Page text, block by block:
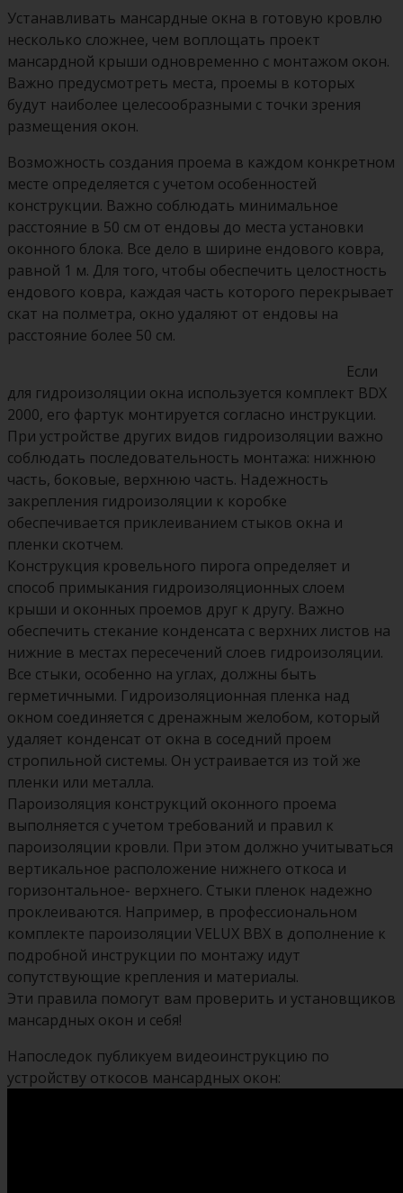
Устанавливать мансардные окна в готовую кровлю
несколько сложнее, чем воплощать проект
мансардной крыши одновременно с монтажом окон.
Важно предусмотреть места, проемы в которых
будут наиболее целесообразными с точки зрения
размещения окон.
Возможность создания проема в каждом конкретном
месте определяется с учетом особенностей
конструкции. Важно соблюдать минимальное
расстояние в 50 см от ендовы до места установки
оконного блока. Все дело в ширине ендового ковра,
равной 1 м. Для того, чтобы обеспечить целостность
ендового ковра, каждая часть которого перекрывает
скат на полметра, окно удаляют от ендовы на
расстояние более 50 см.
Если
для гидроизоляции окна используется комплект BDX
2000, его фартук монтируется согласно инструкции.
При устройстве других видов гидроизоляции важно
соблюдать последовательность монтажа: нижнюю
часть, боковые, верхнюю часть. Надежность
закрепления гидроизоляции к коробке
обеспечивается приклеиванием стыков окна и
пленки скотчем.
Конструкция кровельного пирога определяет и
способ примыкания гидроизоляционных слоем
крыши и оконных проемов друг к другу. Важно
обеспечить стекание конденсата с верхних листов на
нижние в местах пересечений слоев гидроизоляции.
Все стыки, особенно на углах, должны быть
герметичными. Гидроизоляционная пленка над
окном соединяется с дренажным желобом, который
удаляет конденсат от окна в соседний проем
стропильной системы. Он устраивается из той же
пленки или металла.
Пароизоляция конструкций оконного проема
выполняется с учетом требований и правил к
пароизоляции кровли. При этом должно учитываться
вертикальное расположение нижнего откоса и
горизонтальное- верхнего. Стыки пленок надежно
проклеиваются. Например, в профессиональном
комплекте пароизоляции VELUX BBX в дополнение к
подробной инструкции по монтажу идут
сопутствующие крепления и материалы.
Эти правила помогут вам проверить и установщиков
мансардных окон и себя!
Напоследок публикуем видеоинструкцию по
устройству откосов мансардных окон: